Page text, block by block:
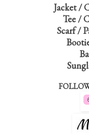
Jacket /
Tee /
Scarf /